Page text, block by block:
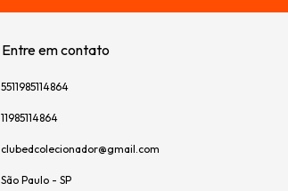
Entre em contato
5511985114864
11985114864
clubedcolecionador@gmail.com
São Paulo - SP